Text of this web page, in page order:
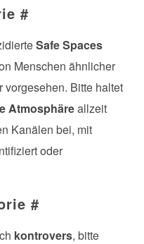
#
Safe Spaces
Menschen ähnlicher
vorgesehen. Bitte haltet
Atmosphäreallzeit
Kanälen bei, mit
oder
#
kontrovers, bitte